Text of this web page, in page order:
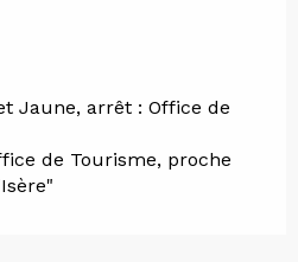
Jaune, arrêt : Office de
de Tourisme, proche